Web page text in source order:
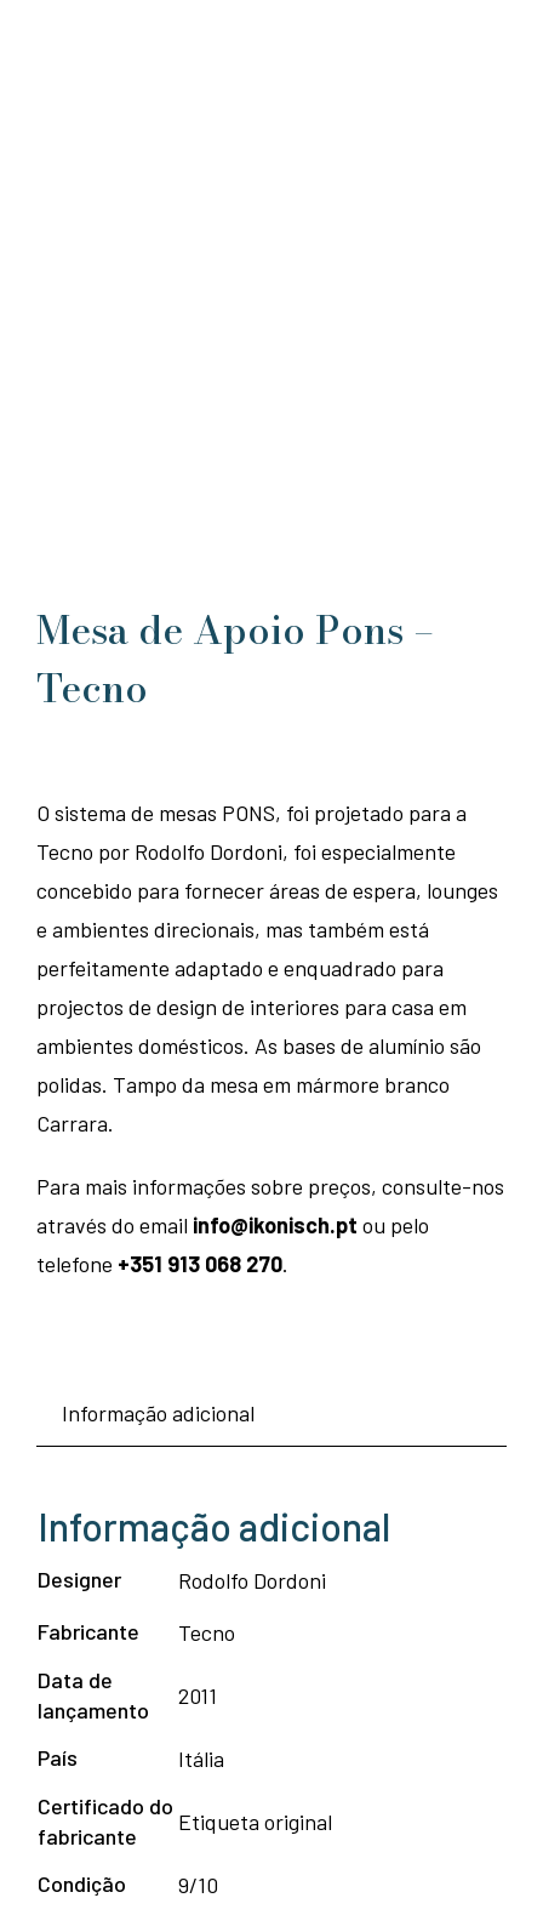
Mesa de Apoio Pons –
Tecno
O sistema de mesas PONS, foi projetado para a
Tecno por Rodolfo Dordoni, foi especialmente
concebido para fornecer áreas de espera, lounges
e ambientes direcionais, mas também está
perfeitamente adaptado e enquadrado para
projectos de design de interiores para casa em
ambientes domésticos. As bases de alumínio são
polidas. Tampo da mesa em mármore branco
Carrara.
Para mais informações sobre preços, consulte-nos
através do email info@ikonisch.pt ou pelo
telefone +351 913 068 270.
Informação adicional
Informação adicional
Designer
Rodolfo Dordoni
Fabricante
Tecno
Data de
lançamento
2011
País
Itália
Certificado do
fabricante
Etiqueta original
Condição
9/10